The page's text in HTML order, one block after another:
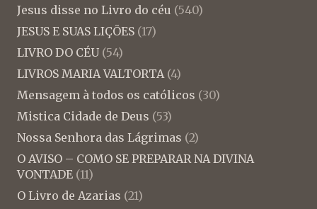
Jesus disse no Livro do céu (540)
JESUS E SUAS LIÇÕES (17)
LIVRO DO CÉU (54)
LIVROS MARIA VALTORTA(4)
Mensagem à todos os católicos (30)
Mistica Cidade de Deus (53)
Nossa Senhora das Lágrimas (2)
O AVISO – COMO SE PREPARAR NA DIVINA
VONTADE (11)
O Livro de Azarias (21)